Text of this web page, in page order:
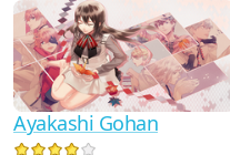
Ayakashi Gohan